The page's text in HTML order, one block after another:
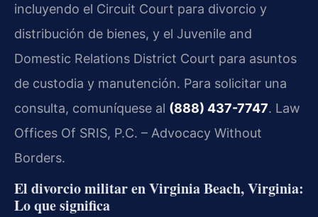
incluyendo el Circuit Court para divorcio y
distribución de bienes, y el Juvenile and
Domestic Relations District Court para asuntos
de custodia y manutención. Para solicitar una
consulta, comuníquese al (888) 437-7747. Law
Offices Of SRIS, P.C. – Advocacy Without
Borders.
El divorcio militar en Virginia Beach, Virginia:
Lo que significa